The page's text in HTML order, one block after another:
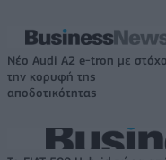
Νέο Audi A2 e-tron με στόχο
την κορυφή της
αποδοτικότητας